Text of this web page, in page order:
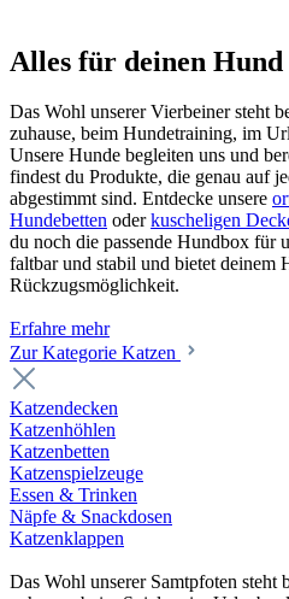
Alles für deinen Hund
Das Wohl unserer Vierbeiner steht
zuhause, beim Hundetraining, im
Unsere Hunde begleiten uns und
findest du Produkte, die genau auf
abgestimmt sind. Entdecke unsere
Hundebetten oderkuscheligen
du noch die passende Hundbox für
faltbar und stabil und bietet deinem
Rückzugsmöglichkeit.
Erfahre mehr
Zur Kategorie Katzen
Katzendecken
Katzenhöhlen
Katzenbetten
Katzenspielzeuge
Essen & Trinken
Näpfe & Snackdosen
Katzenklappen
Das Wohl unserer Samtpfoten steht